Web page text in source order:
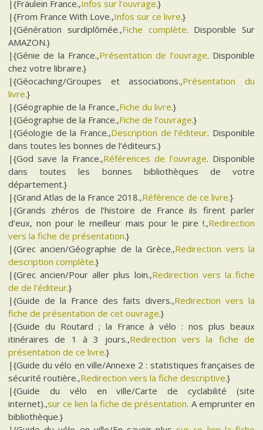
|{Fräulein France.,Infos sur l’ouvrage.}
|{From France With Love.,Infos sur ce livre.}
|{Génération surdiplômée.,Fiche complète. Disponible Sur
AMAZON.}
|{Génie de la France.,Présentation de l’ouvrage. Disponible
chez votre libraire.}
|{Géocaching/Groupes et associations.,Présentation du
livre.}
|{Géographie de la France.,Fiche du livre.}
|{Géographie de la France.,Fiche de l’ouvrage.}
|{Géologie de la France.,Description de l’éditeur. Disponible
dans toutes les bonnes de l’éditeurs.}
|{God save la France.,Références de l’ouvrage. Disponible
dans toutes les bonnes bibliothèques de votre
département.}
|{Grand Atlas de la France 2018.,Référence de ce livre.}
|{Grands zhéros de l’histoire de France ils firent parler
d’eux, non pour le meilleur mais pour le pire !.,Redirection
vers la fiche de présentation.}
|{Grec ancien/Géographie de la Grèce.,Redirection vers la
description complète.}
|{Grec ancien/Pour aller plus loin.,Redirection vers la fiche
de de l’éditeur.}
|{Guide de la France des faits divers.,Redirection vers la
fiche de présentation de cet ouvrage.}
|{Guide du Routard ; la France à vélo : nos plus beaux
itinéraires de 1 à 3 jours.,Redirection vers la fiche de
présentation de ce livre.}
|{Guide du vélo en ville/Annexe 2 : statistiques françaises de
sécurité routière.,Redirection vers la fiche descriptive.}
|{Guide du vélo en ville/Carte de cyclabilité (site
internet).,sur ce lien la fiche de présentation. A emprunter en
bibliothèque.}